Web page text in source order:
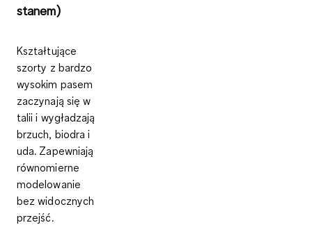
stanem)
Kształtujące
szorty z bardzo
wysokim pasem
zaczynają się w
talii i wygładzają
brzuch, biodra i
uda. Zapewniają
równomierne
modelowanie
bez widocznych
przejść.